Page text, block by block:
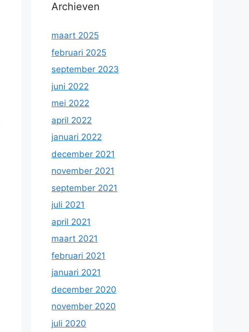
Archieven
maart 2025
februari 2025
september 2023
juni 2022
mei 2022
april 2022
januari 2022
december 2021
november 2021
september 2021
juli 2021
april 2021
maart 2021
februari 2021
januari 2021
december 2020
november 2020
juli 2020